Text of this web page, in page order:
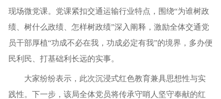
现场微党课。党课紧扣交通运输行业特点，围绕“为谁树政
绩、树什么政绩、怎样树政绩”深入阐释，激励全体交通党
员干部厚植“功成不必在我，功成必定有我”的境界，多办便
民利民、打基础利长远的实事。
大家纷纷表示，此次沉浸式红色教育兼具思想性与实
践性。下一步，该局全体党员将传承守哨人坚守奉献的红